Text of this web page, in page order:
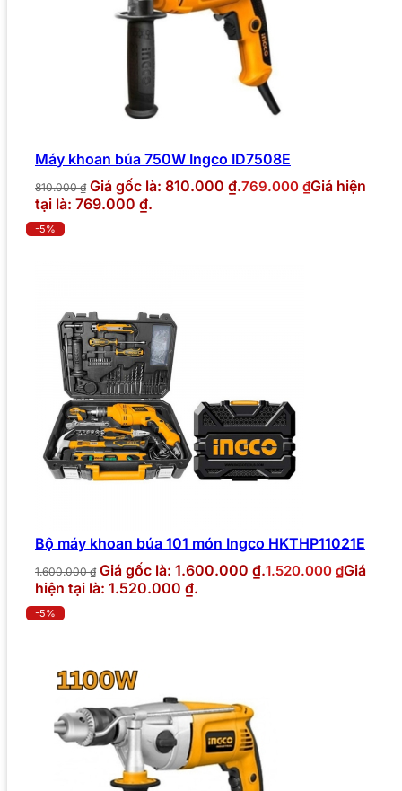
Máy khoan búa 750W Ingco ID7508E
810.000₫ Giá gốc là: 810.000 ₫.769.000 ₫Giá hiện
tại là: 769.000 ₫.
-5%
Bộ máy khoan búa 101 món Ingco HKTHP11021E
1.600.000₫ Giá gốc là: 1.600.000 ₫.1.520.000 ₫Giá
hiện tại là: 1.520.000 ₫.
-5%